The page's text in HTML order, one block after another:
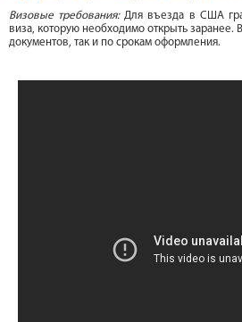
Визовые требования:Для въезда в США
виза, которую необходимо открыть заранее.
документов, так и по срокам оформления.